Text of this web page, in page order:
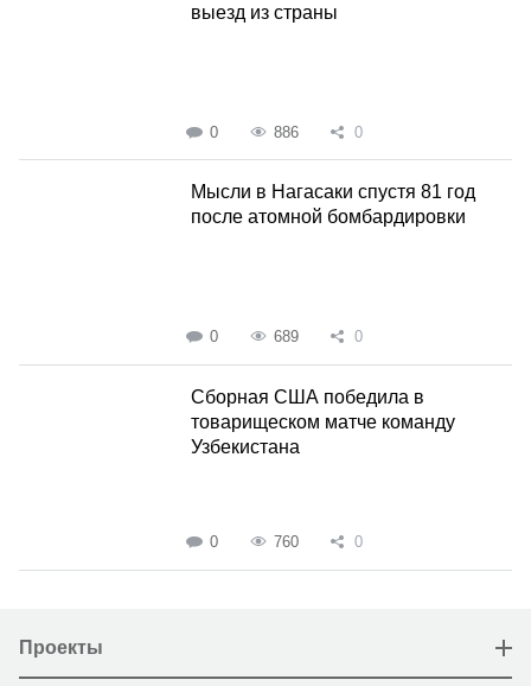
выезд из страны
0 886 0
Мысли в Нагасаки спустя 81 год
после атомной бомбардировки
0 689 0
Сборная США победила в
товарищеском матче команду
Узбекистана
0 760 0
Проекты